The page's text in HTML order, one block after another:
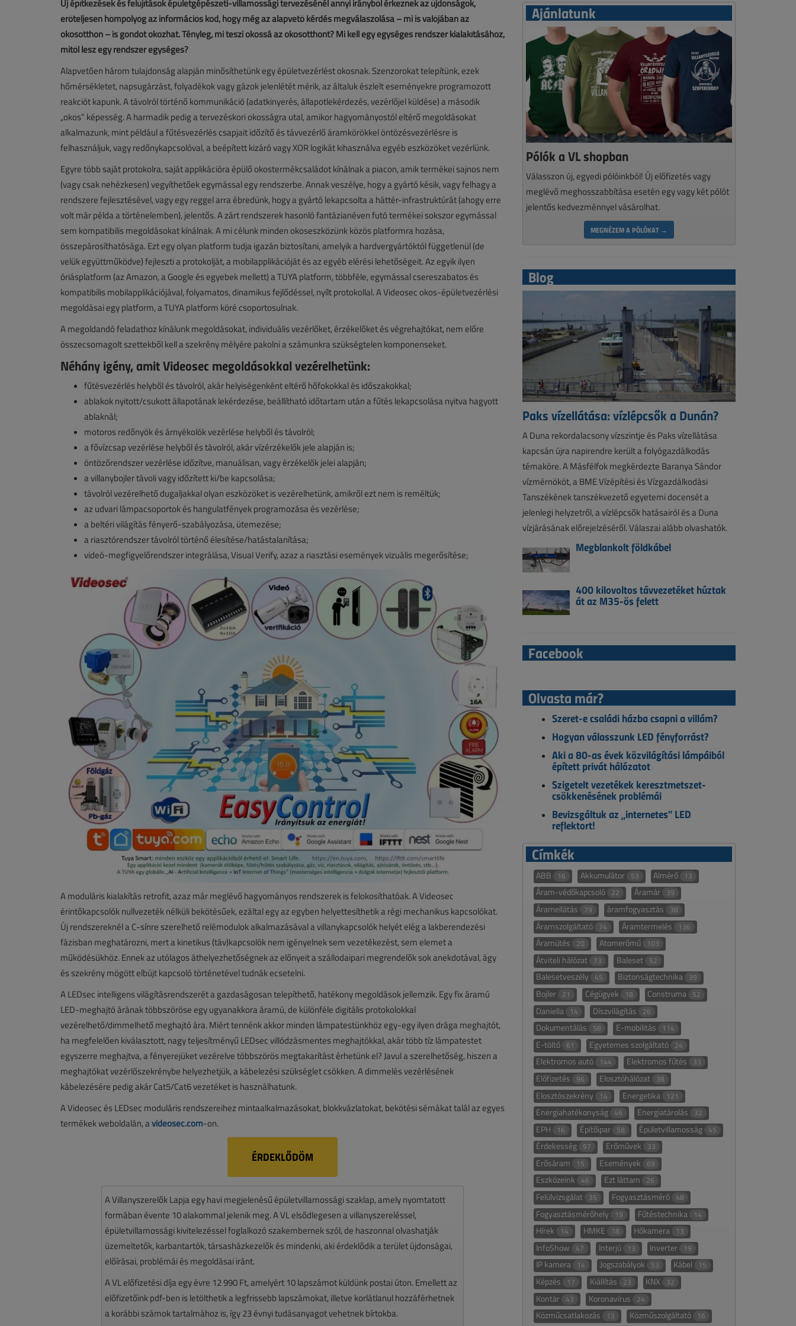
Új építkezések és felújítások épületgépészeti-villamossági tervezésénél annyi irányból érkeznek az újdonságok,
erőteljesen hömpölyög az információs köd, hogy még az alapvető kérdés megválaszolása – mi is valójában az
okosotthon – is gondot okozhat. Tényleg, mi teszi okossá az okosotthont? Mi kell egy egységes rendszer kialakításához,
mitől lesz egy rendszer egységes?
Alapvetően három tulajdonság alapján minősíthetünk egy épületvezérlést okosnak. Szenzorokat telepítünk, ezek
hőmérsékletet, napsugárzást, folyadékok vagy gázok jelenlétét mérik, az általuk észlelt eseményekre programozott
reakciót kapunk. A távolról történő kommunikáció (adatkinyerés, állapotlekérdezés, vezérlőjel küldése) a második
„okos” képesség. A harmadik pedig a tervezéskori okosságra utal, amikor hagyományostól eltérő megoldásokat
alkalmazunk, mint például a fűtésvezérlés csapjait időzítő és távvezérlő áramkörökkel öntözésvezérlésre is
felhasználjuk, vagy redőnykapcsolóval, a beépített kizáró vagy XOR logikát kihasználva egyéb eszközöket vezérlünk.
Egyre több saját protokolra, saját applikációra épülő okostermékcsaládot kínálnak a piacon, amik termékei sajnos nem
(vagy csak nehézkesen) vegyíthetőek egymással egy rendszerbe. Annak veszélye, hogy a gyártó késik, vagy felhagy a
rendszere fejlesztésével, vagy egy reggel arra ébredünk, hogy a gyártó lekapcsolta a háttér-infrastruktúrát (ahogy erre
volt már példa a történelemben), jelentős. A zárt rendszerek hasonló fantázianéven futó termékei sokszor egymással
sem kompatibilis megoldásokat kínálnak. A mi célunk minden okoseszközünk közös platformra hozása,
összepárosíthatósága. Ezt egy olyan platform tudja igazán biztosítani, amelyik a hardvergyártóktól függetlenül (de
velük együttműködve) fejleszti a protokolját, a mobilapplikációját és az egyéb elérési lehetőségeit. Az egyik ilyen
óriásplatform (az Amazon, a Google és egyebek mellett) a TUYA platform, többféle, egymással csereszabatos és
kompatibilis mobilapplikációjával, folyamatos, dinamikus fejlődéssel, nyílt protokollal. A Videosec okos-épületvezérlési
megoldásai egy platform, a TUYA platform köré csoportosulnak.
A megoldandó feladathoz kínálunk megoldásokat, individuális vezérlőket, érzékelőket és végrehajtókat, nem előre
összecsomagolt szettekből kell a szekrény mélyére pakolni a számunkra szükségtelen komponenseket.
Néhány igény, amit Videosec megoldásokkal vezérelhetünk:
fűtésvezérlés helyből és távolról, akár helyiségenként eltérő hőfokokkal és időszakokkal;
ablakok nyitott/csukott állapotának lekérdezése, beállítható időtartam után a fűtés lekapcsolása nyitva hagyott
ablaknál;
motoros redőnyök és árnyékolók vezérlése helyből és távolról;
a fővízcsap vezérlése helyből és távolról, akár vízérzékelők jele alapján is;
öntözőrendszer vezérlése időzítve, manuálisan, vagy érzékelők jelei alapján;
a villanybojler távoli vagy időzített ki/be kapcsolása;
távolról vezérelhető dugaljakkal olyan eszközöket is vezérelhetünk, amikről ezt nem is reméltük;
az udvari lámpacsoportok és hangulatfények programozása és vezérlése;
a beltéri világítás fényerő-szabályozása, ütemezése;
a riasztórendszer távolról történő élesítése/hatástalanítása;
videó-megfigyelőrendszer integrálása, Visual Verify, azaz a riasztási események vizuális megerősítése;
A moduláris kialakítás retrofit, azaz már meglévő hagyományos rendszerek is felokosíthatóak. A Videosec
érintőkapcsolók nullvezeték nélküli bekötésűek, ezáltal egy az egyben helyettesíthetik a régi mechanikus kapcsolókat.
Új rendszereknél a C-sínre szerelhető relémodulok alkalmazásával a villanykapcsolók helyét elég a lakberendezési
fázisban meghatározni, mert a kinetikus (táv)kapcsolók nem igényelnek sem vezetékezést, sem elemet a
működésükhöz. Ennek az utólagos áthelyezhetőségnek az előnyeit a szállodaipari megrendelők sok anekdotával, ágy
és szekrény mögött elbújt kapcsoló történetével tudnák ecsetelni.
A LEDsec intelligens világításrendszerét a gazdaságosan telepíthető, hatékony megoldások jellemzik. Egy fix áramú
LED-meghajtó árának többszöröse egy ugyanakkora áramú, de különféle digitális protokolokkal
vezérelhető/dimmelhető meghajtó ára. Miért tennénk akkor minden lámpatestünkhöz egy-egy ilyen drága meghajtót,
ha megfelelően kiválasztott, nagy teljesítményű LEDsec villódzásmentes meghajtókkal, akár több tíz lámpatestet
egyszerre meghajtva, a fényerejüket vezérelve többszörös megtakarítást érhetünk el? Javul a szerelhetőség, hiszen a
meghajtókat vezérlőszekrénybe helyezhetjük, a kábelezési szükséglet csökken. A dimmelés vezérlésének
kábelezésére pedig akár Cat5/Cat6 vezetéket is használhatunk.
A Videosec és LEDsec moduláris rendszereihez mintaalkalmazásokat, blokkvázlatokat, bekötési sémákat talál az egyes
termékek weboldalán, avideosec.com-on.
ÉRDEKLŐDÖM
A Villanyszerelők Lapja egy havi megjelenésű épületvillamossági szaklap, amely nyomtatott
formában évente 10 alakommal jelenik meg. A VL elsődlegesen a villanyszereléssel,
épületvillamossági kivitelezéssel foglalkozó szakembernek szól, de haszonnal olvashatják
üzemeltetők, karbantartók, társasházkezelők és mindenki, aki érdeklődik a terület újdonságai,
előírásai, problémái és megoldásai iránt.
A VL előfizetési díja egy évre 12 990 Ft, amelyért 10 lapszámot küldünk postai úton. Emellett az
előfizetőink pdf-ben is letölthetik a legfrissebb lapszámokat, illetve korlátlanul hozzáférhetnek
a korábbi számok tartalmához is, így 23 évnyi tudásanyagot vehetnek bírtokba.
Ajánlatunk
Pólók a VL shopban
Válasszon új, egyedi pólóinkból! Új előfizetés vagy
meglévő meghosszabbítása esetén egy vagy két pólót
jelentős kedvezménnyel vásárolhat.
MEGNÉZEM A PÓLÓKAT →
Blog
Paks vízellátása: vízlépcsők a Dunán?
A Duna rekordalacsony vízszintje és Paks vízellátása
kapcsán újra napirendre került a folyógazdálkodás
témaköre. A Másfélfok megkérdezte Baranya Sándor
vízmérnököt, a BME Vízépítési és Vízgazdálkodási
Tanszékének tanszékvezető egyetemi docensét a
jelenlegi helyzetről, a vízlépcsők hatásairól és a Duna
vízjárásának előrejelzéséről. Válaszai alább olvashatók.
Megblankolt földkábel
400 kilovoltos távvezetéket húztak
át az M35-ös felett
Facebook
Olvasta már?
Szeret-e családi házba csapni a villám?
Hogyan válasszunk LED fényforrást?
Aki a 80-as évek közvilágítási lámpáiból
épített privát hálózatot
Szigetelt vezetékek keresztmetszet-
csökkenésének problémái
Bevizsgáltuk az „internetes” LED
reflektort!
Címkék
ABB 16 Akkumulátor 53 Almérő 13
Áram-védőkapcsoló 22 Áramár 39
Áramellátás 79 áramfogyasztás 38
Áramszolgáltató 74 Áramtermelés 136
Áramütés 20 Atomerőmű 103
Átviteli hálózat 73 Baleset 52
Balesetveszély 45 Biztonságtechnika 39
Bojler 21 Cégügyek 18 Construma 52
Daniella 14 Díszvilágítás 26
Dokumentálás 58 E-mobilitás 114
E-töltő 61 Egyetemes szolgáltató 24
Elektromos autó 144 Elektromos fűtés 33
Előfizetés 96 Elosztóhálózat 38
Elosztószekrény 14 Energetika 121
Energiahatékonyság 46 Energiatárolás 32
EPH 16 Építőipar 58 Épületvillamosság 45
Érdekesség 97 Erőművek 33
Erősáram 15 Események 69
Eszközeink 46 Ezt láttam 26
Felülvizsgálat 35 Fogyasztásmérő 48
Fogyasztásmérőhely 19 Fűtéstechnika 14
Hírek 14 HMKE 18 Hőkamera 13
InfoShow 47 Interjú 13 Inverter 19
IP kamera 14 Jogszabályok 53 Kábel 15
Képzés 17 Kiállítás 23 KNX 32
Kontár 43 Koronavírus 24
Közműcsatlakozás 13 Közműszolgáltató 16